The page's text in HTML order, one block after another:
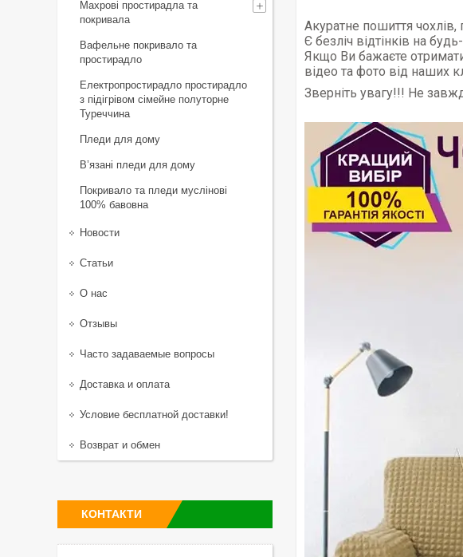
Акуратне пошиття чохлів,
Є безліч відтінків на
Якщо Ви бажаєте
відео та фото від наших
Зверніть увагу!!! Не
Махрові простирадла та
покривала
Вафельне покривало та
простирадло
Електропростирадло простирадло
з підігрівом сімейне полуторне
Туреччина
Пледи для дому
В’язані пледи для дому
Покривало та пледи муслінові
100% бавовна
Новости
Статьи
О нас
Отзывы
Часто задаваемые вопросы
Доставка и оплата
Условие бесплатной доставки!
Возврат и обмен
КОНТАКТИ